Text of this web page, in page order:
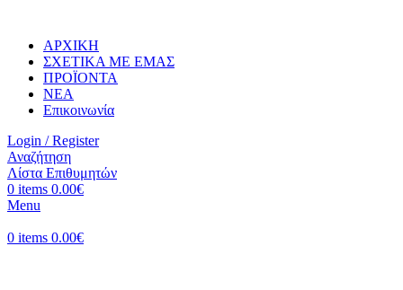
ΑΡΧΙΚΗ
ΣΧΕΤΙΚΑ ΜΕ ΕΜΑΣ
ΠΡΟΪΟΝΤΑ
ΝΕΑ
Επικοινωνία
Login / Register
Αναζήτηση
Λίστα Επιθυμητών
0 items 0.00€
Menu
0 items 0.00€